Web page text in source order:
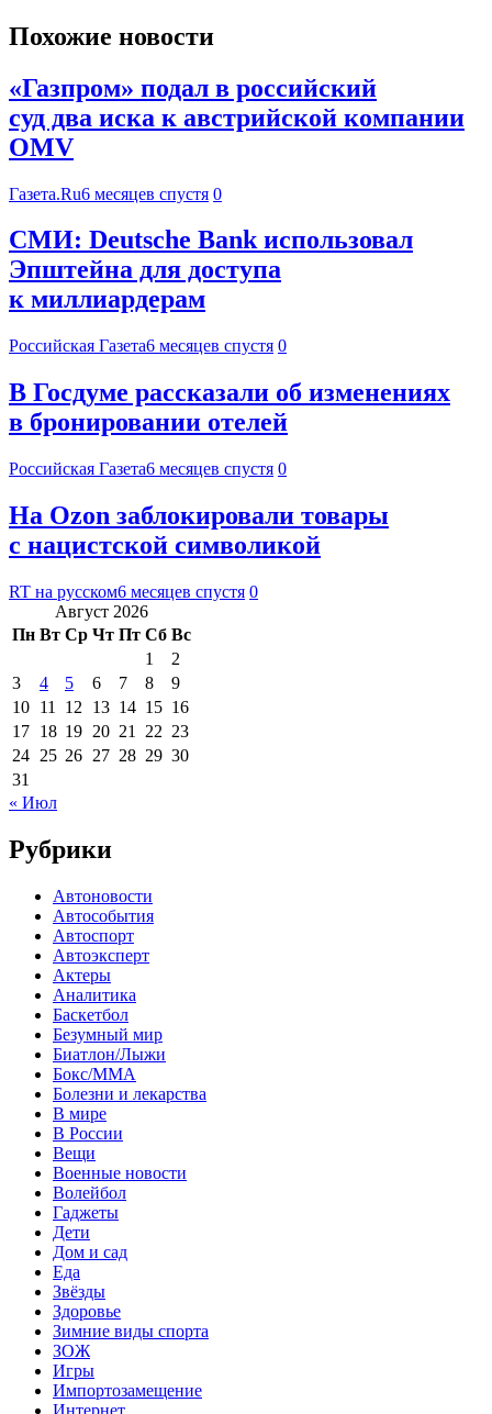
Похожие новости
«Газпром» подал в российский
суд два иска к австрийской компании
OMV
Газета.Ru6 месяцев спустя 0
СМИ: Deutsche Bank использовал
Эпштейна для доступа
к миллиардерам
Российская Газета6 месяцев спустя 0
В Госдуме рассказали об изменениях
в бронировании отелей
Российская Газета6 месяцев спустя 0
На Ozon заблокировали товары
с нацистской символикой
RT на русском6 месяцев спустя 0
Август 2026
Пн Вт Ср Чт Пт Сб Вс
1
2
3
4 5 6 7 8
9
10 11 12 13 14 15 16
17 18 19 20 21 22 23
24 25 26 27 28 29 30
31
« Июл
Рубрики
Автоновости
Автособытия
Автоспорт
Автоэксперт
Актеры
Аналитика
Баскетбол
Безумный мир
Биатлон/Лыжи
Бокс/MMA
Болезни и лекарства
В мире
В России
Вещи
Военные новости
Волейбол
Гаджеты
Дети
Дом и сад
Еда
Звёзды
Здоровье
Зимние виды спорта
ЗОЖ
Игры
Импортозамещение
Интернет